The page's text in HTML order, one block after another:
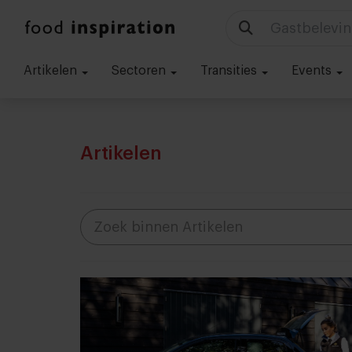
Artikelen Sectoren Transities Events
Artikelen